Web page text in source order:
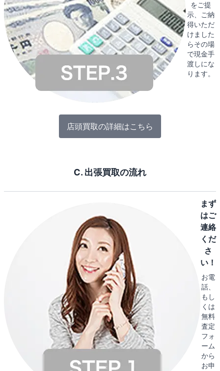
をご提
示、ご納
得いただ
けました
らその場
で現金手
渡しにな
ります。
店頭買取の詳細はこちら
C. 出張買取の流れ
まず
はご
連絡
くだ
さ
い！
お電
話、
もし
くは
無料
査定
フォ
ーム
から
お申